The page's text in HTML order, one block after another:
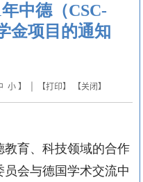
中德（CSC-
金项目的通知
小】 | 【打印】 【关闭】
育、科技领域的合作
会与德国学术交流中